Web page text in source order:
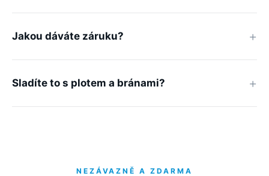
Jakou dáváte záruku?
Sladíte to s plotem a bránami?
NEZÁVAZNĚ A ZDARMA